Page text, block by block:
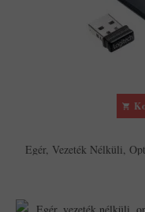
Egér, Vezeték Nélküli,